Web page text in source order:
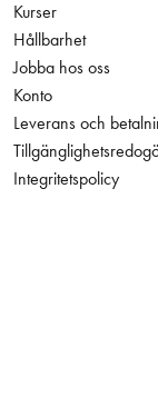
Kurser
Hållbarhet
Jobba hos oss
Konto
Leverans och
Integritetspolicy